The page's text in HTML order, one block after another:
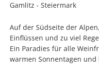
Gamlitz - Steiermark
Auf der Südseite der
Einflüssen und zu viel
Ein Paradies für alle
warmen Sonnentagen